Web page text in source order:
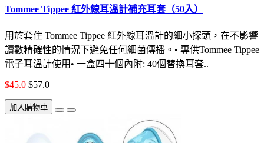
Tommee Tippee 紅外線耳溫計補充耳套（50入）
用於套住 Tommee Tippee 紅外線耳溫計的細小探頭，在不影響
讀數精確性的情況下避免任何細菌傳播。• 專供Tommee Tippee
電子耳溫計使用• 一盒四十個內附: 40個替換耳套..
$45.0 $57.0
加入購物車